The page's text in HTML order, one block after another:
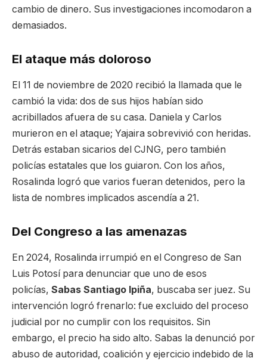
cambio de dinero. Sus investigaciones incomodaron a
demasiados.
El ataque más doloroso
El 11 de noviembre de 2020 recibió la llamada que le
cambió la vida: dos de sus hijos habían sido
acribillados afuera de su casa. Daniela y Carlos
murieron en el ataque; Yajaira sobrevivió con heridas.
Detrás estaban sicarios del CJNG, pero también
policías estatales que los guiaron. Con los años,
Rosalinda logró que varios fueran detenidos, pero la
lista de nombres implicados ascendía a 21.
Del Congreso a las amenazas
En 2024, Rosalinda irrumpió en el Congreso de San
Luis Potosí para denunciar que uno de esos
policías, Sabas Santiago Ipiña, buscaba ser juez. Su
intervención logró frenarlo: fue excluido del proceso
judicial por no cumplir con los requisitos. Sin
embargo, el precio ha sido alto. Sabas la denunció por
abuso de autoridad, coalición y ejercicio indebido de la